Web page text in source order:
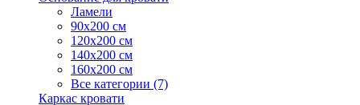
Ламели
90х200 см
120х200 см
140х200 см
160х200 см
Все категории (7)
Каркас кровати